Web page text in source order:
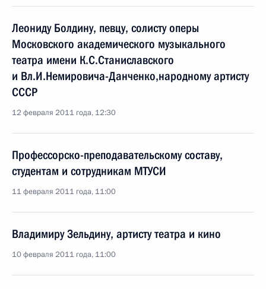
Леониду Болдину, певцу, солисту оперы
Московского академического музыкального
театра имени К.С.Станиславского
и Вл.И.Немировича-Данченко,народному артисту
СССР
12 февраля 2011 года, 12:30
Профессорско-преподавательскому составу,
студентам и сотрудникам МТУСИ
11 февраля 2011 года, 11:00
Владимиру Зельдину, артисту театра и кино
10 февраля 2011 года, 11:00